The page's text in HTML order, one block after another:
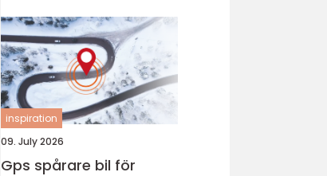
inspiration
09. July 2026
Gps spårare bil för